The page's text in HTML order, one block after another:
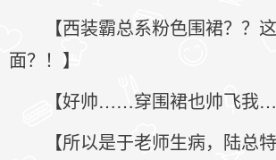
【西装霸总系粉色围裙？？
面？！】
【好帅……穿围裙也帅飞我
【所以是于老师生病，陆总